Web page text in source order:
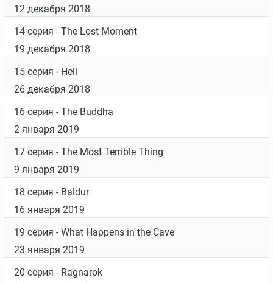
12 декабря 2018
14 серия - The Lost Moment
19 декабря 2018
15 серия - Hell
26 декабря 2018
16 серия - The Buddha
2 января 2019
17 серия - The Most Terrible Thing
9 января 2019
18 серия - Baldur
16 января 2019
19 серия - What Happens in the Cave
23 января 2019
20 серия - Ragnarok